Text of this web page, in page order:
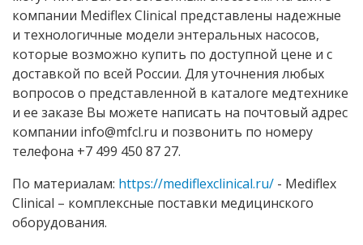
компании Mediflex Clinical представлены надежные
и технологичные модели энтеральных насосов,
которые возможно купить по доступной цене и с
доставкой по всей России. Для уточнения любых
вопросов о представленной в каталоге медтехнике
и ее заказе Вы можете написать на почтовый адрес
компании info@mfcl.ru и позвонить по номеру
телефона +7 499 450 87 27.
По материалам: https://mediflexclinical.ru/ - Mediflex
Clinical – комплексные поставки медицинского
оборудования.